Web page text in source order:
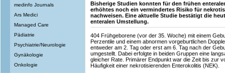
medinfo Journals
Ars Medici
Managed Care
Pädiatrie
Psychiatrie/Neurologie
Gynäkologie
Onkologie
Bisherige Studien konnten für den frühen
erhöhtes noch ein vermindertes Risiko für
nachweisen. Eine aktuelle Studie bestätigt die
enteralen Umstellung.
404 Frühgeborene (vor der 35. Woche) mit einem
Perzentile und einem abnormen vorgeburtlichen
entweder am 2. Tag oder erst am 6. Tag nach der
umgestellt. Dabei erfolgte in beiden Gruppen eine
gleicher Rate. Primärer Endpunkt war die Zeit bis zur
Häufigkeit einer nekrotisierenden Enterokolitis (NEK).